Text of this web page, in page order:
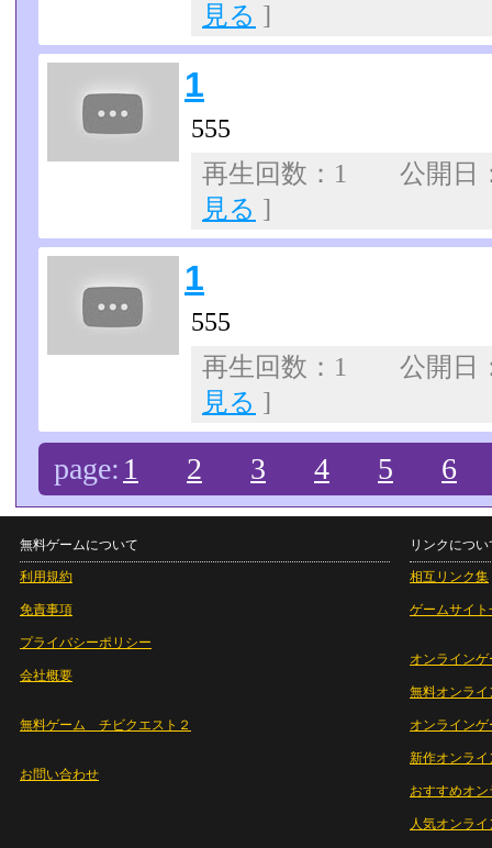
見る ]
1
555
再生回数：1 公開
見る ]
1
555
再生回数：1 公開
見る ]
page: 1 2 3 4 5 6
無料ゲームについて
利用規約
免責事項
プライバシーポリシー
会社概要
無料ゲーム チビクエスト２
お問い合わせ
リンクについ
相互リンク集
ゲームサイト
オンラインゲ
無料オンライ
オンライン
新作オンライ
おすすめオ
人気オンラ